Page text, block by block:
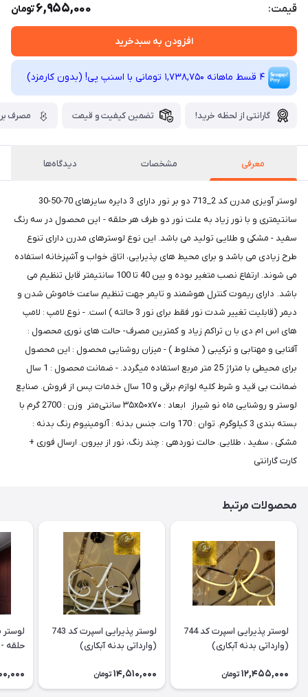
قیمت: 6,955,000تومان
افزودن به سبدخرید
4 قسط ماهانه 1,738,750 تومانی با اسنپ ‌پی! (بدون کارمزد)
گارانتی از لحظه خرید! تضمین کیفیت و قیمت مصرف
معرفی مشخصات دیدگاه‌ها
لوستر آویزی مدرن کد 2_713 دو بر نور دارای 3 دایره سایزهای 70-50-30
سانتیمتری و با نور زیاد به علت نور دو طرف هر حلقه - این محصول در سه رنگ
سفید - مشکی و طلایی تولید می باشد. این نوع لوسترهای مدرن دارای تنوع
طرح زیادی می باشد و برای محیط های پذیرایی، اتاق خواب و آشپزخانه استفاده
می شوند. ارتفاع نصب متغیر بوده و بین 40 تا 100 سانتیمتر قابل تنظیم می
باشد. دارای ریموت کنترل هوشمند و تایمر جهت تنظیم ساعت خاموش شدن و
دیمر (قابلیت تغییر شدت نور فقط برای نور 3 حالته ) است. - نوع لامپ : لامپ
های اس ام دی با ن تراکم زیاد و کمترین مصرف- حالت های نوری محصول :
آفتابی و مهتابی و ترکیبی ( مخلوط ) - میزان روشنایی محصول : این محصول
برای محیطی با متراژ 25 متر مربع استفاده میگردد. - ضمانت محصول : 1 سال
ضمانت بی قید و شرط کلیه لوازم برقی و 10 سال خدمات پس از فروش. صنایع
لوستر و روشنایی ماه نو شیراز ابعاد : ۳۵x۵۰x۷۰ سانتی‌متر وزن : 2700 گرم با
بسته بندی 3 کیلوگرم. توان : 170 وات. جنس بدنه : آلومینیوم رنگ بدنه :
مشکی ، سفید ، طلایی. حالت نوردهی : چند رنگ، نور از بیرون. ارسال فوری +
کارت گارانتی
محصولات مرتبط
لوستر پذیرایی اسپرت کد 744
(وارداتی بدنه آبکاری)
12,455,000 تومان
لوستر پذیرایی اسپرت کد 743
(وارداتی بدنه آبکاری)
14,510,000 تومان
حلقه -